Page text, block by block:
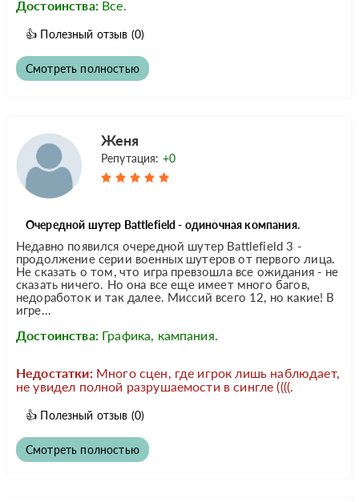
Достоинства: Все.
👍 Полезный отзыв (0)
Смотреть полностью
Женя
Репутация: +0
Очередной шутер Battlefield - одиночная компания.
Недавно появился очередной шутер Battlefield 3 -
продолжение серии военных шутеров от первого лица.
Не сказать о том, что игра превзошла все ожидания - не
сказать ничего. Но она все еще имеет много багов,
недоработок и так далее. Миссий всего 12, но какие! В
игре...
Достоинства: Графика, кампания.
Недостатки: Много сцен, где игрок лишь наблюдает,
не увидел полной разрушаемости в сингле ((((.
👍 Полезный отзыв (0)
Смотреть полностью